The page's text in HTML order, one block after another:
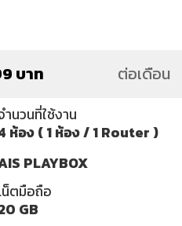
บาท ต่อเดือน
ำนวนที่ใช้งาน
ห้อง ( 1 ห้อง / 1 Router )
PLAYBOX
น็ตมือถือ
GB